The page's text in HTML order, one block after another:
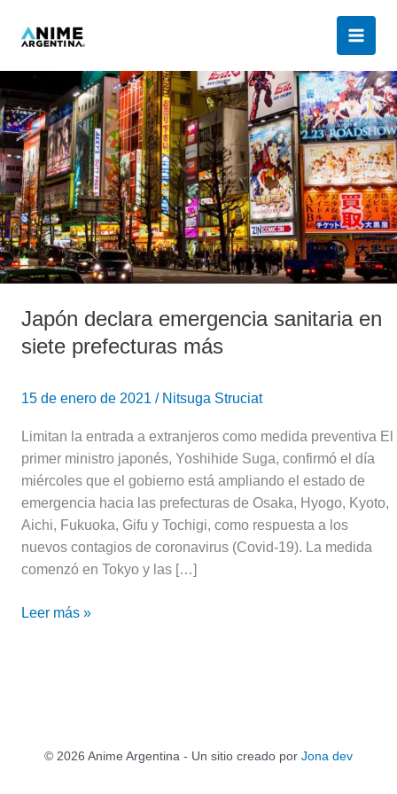
Japón declara emergencia sanitaria en
siete prefecturas más
15 de enero de 2021 / Nitsuga Struciat
Limitan la entrada a extranjeros como medida preventiva El
primer ministro japonés, Yoshihide Suga, confirmó el día
miércoles que el gobierno está ampliando el estado de
emergencia hacia las prefecturas de Osaka, Hyogo, Kyoto,
Aichi, Fukuoka, Gifu y Tochigi, como respuesta a los
nuevos contagios de coronavirus (Covid-19). La medida
comenzó en Tokyo y las […]
Japón
declara
emergencia
sanitaria
en
siete
prefecturas
más
Leer más »
© 2026 Anime Argentina - Un sitio creado por Jona dev